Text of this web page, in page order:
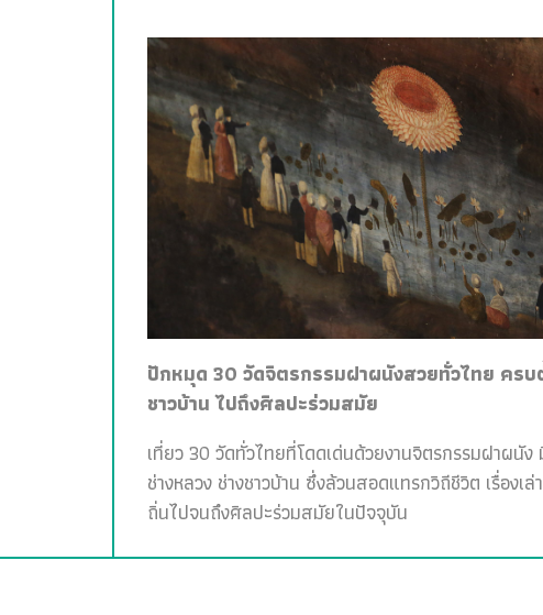
ปักหมุด 30 วัดจิตรกรรมฝาผนังสวยทั่วไทย ครบ
ชาวบ้าน ไปถึงศิลปะร่วมสมัย
เที่ยว 30 วัดทั่วไทยที่โดดเด่นด้วยงานจิตรกรรมฝาผนัง
ช่างหลวง ช่างชาวบ้าน ซึ่งล้วนสอดแทรกวิถีชีวิต เรื่องเ
ถิ่นไปจนถึงศิลปะร่วมสมัยในปัจจุบัน